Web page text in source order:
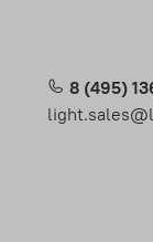
8 (495)